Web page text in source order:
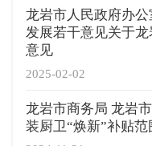
2025-02-02
龙岩市人民政府办
发展若干意见关于
意见
龙岩市商务局 龙岩
装厨卫“焕新”补贴范